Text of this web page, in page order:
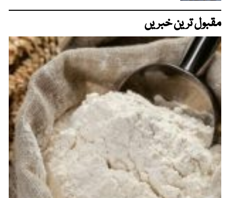
مقبول ترین خبریں